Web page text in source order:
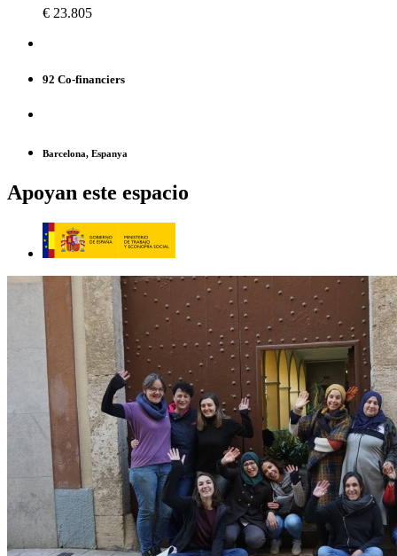
€ 23.805
92 Co-financiers
Barcelona, Espanya
Apoyan este espacio